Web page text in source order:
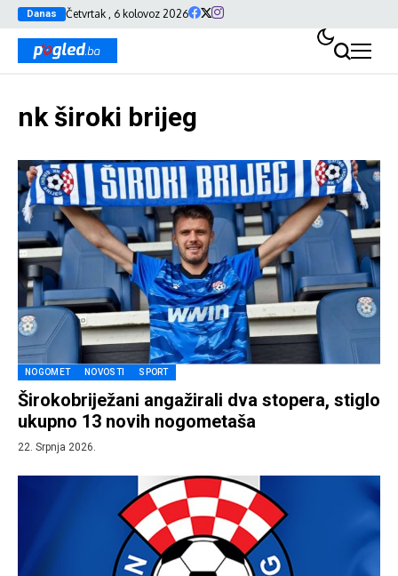
Danas Četvrtak , 6 kolovoz 2026
nk široki brijeg
NOGOMET NOVOSTI SPORT
Širokobriježani angažirali dva stopera, stiglo
ukupno 13 novih nogometaša
22. Srpnja 2026.